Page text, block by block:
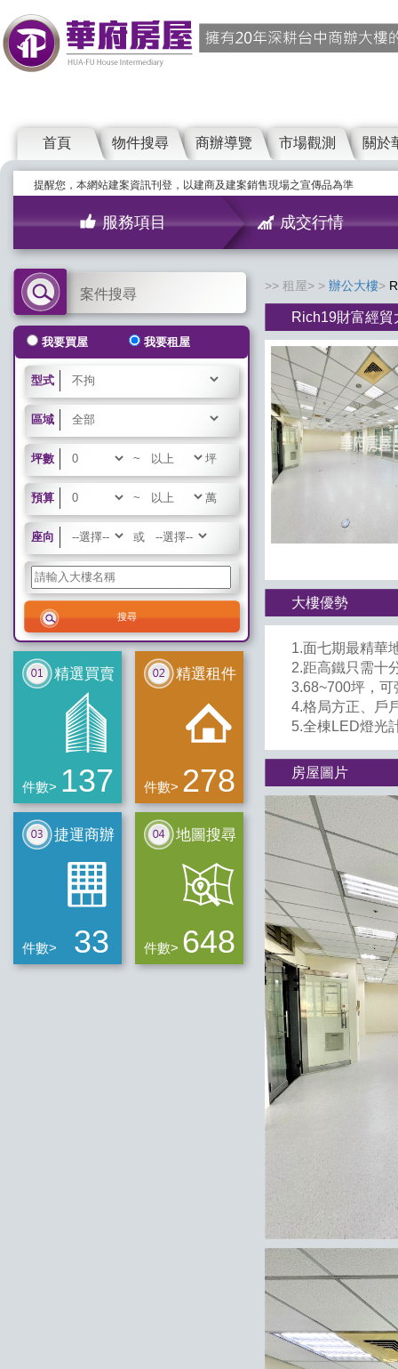
首頁 物件搜尋 商辦導覽 市場觀測 關於
提醒您，本網站建案資訊刊登，以建商及建案銷售現場之宣傳品為準
服務項目 成交行情
案件搜尋
我要買屋 我要租屋
型式
區域
坪數 ~ 坪
預算 ~ 萬
座向 或
精選買賣
件數> 137
精選租件
件數> 278
捷運商辦
件數> 33
地圖搜尋
件數> 648
租屋> 辦公大樓
Rich19財富經貿
大樓優勢
1.面七期最精華
2.距高鐵只需十
3.68~700坪，可
4.格局方正、戶
5.全棟LED燈光
房屋圖片